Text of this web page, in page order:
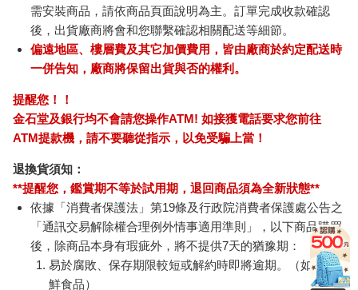
態：
商品運送說明：
本公司所提供的產品配送區域範圍目前僅限台灣本島。注
意！收件地址請勿為郵政信箱。
商品將由廠商透過貨運或是郵局寄送。消費者訂購之商品若
無法送達，經電話或 E-mail無法聯繫逾三天者，本公司將取
消該筆訂單，並且全額退款。
當廠商出貨後，您會收到E-mail出貨通知，您也可透過【訂
單查詢】確認出貨情況。
產品顏色可能會因網頁呈現與拍攝關係產生色差，圖片僅供
參考，商品依實際供貨樣式為準。